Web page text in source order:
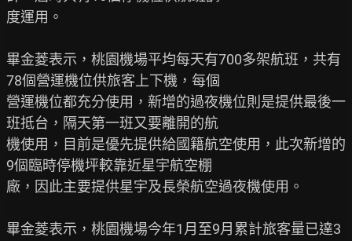
度運用。
畢金菱表示，桃園機場平均每天有700多架航班，共有
78個營運機位供旅客上下機，每個
營運機位都充分使用，新增的過夜機位則是提供最後一
班抵台，隔天第一班又要離開的航
機使用，目前是優先提供給國籍航空使用，此次新增的
9個臨時停機坪較靠近星宇航空棚
廠，因此主要提供星宇及長榮航空過夜機使用。
畢金菱表示，桃園機場今年1月至9月累計旅客量已達3